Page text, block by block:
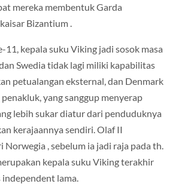
mereka membentuk Garda
Bizantium .
11, kepala suku Viking jadi sosok masa
Swedia tidak lagi miliki kapabilitas
petualangan eksternal, dan Denmark
yang sanggup menyerap
lebih sukar diatur dari penduduknya
kerajaannya sendiri. Olaf II
Norwegia , sebelum ia jadi raja pada th.
kepala suku Viking terakhir
lama.